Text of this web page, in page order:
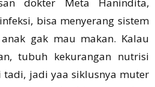
dokter Meta Hanindita,
bisa menyerang sistem
gak mau makan. Kalau
tubuh kekurangan nutrisi
tadi, jadi yaa siklusnya muter